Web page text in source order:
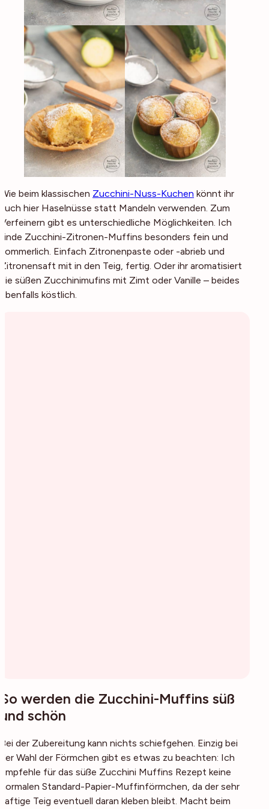
Wie beim klassischen Zucchini-Nuss-Kuchen könnt ihr
auch hier Haselnüsse statt Mandeln verwenden. Zum
Verfeinern gibt es unterschiedliche Möglichkeiten. Ich
finde Zucchini-Zitronen-Muffins besonders fein und
sommerlich. Einfach Zitronenpaste oder -abrieb und
Zitronensaft mit in den Teig, fertig. Oder ihr aromatisiert
die süßen Zucchinimufins mit Zimt oder Vanille – beides
ebenfalls köstlich.
So werden die Zucchini-Muffins süß
und schön
Bei der Zubereitung kann nichts schiefgehen. Einzig bei
der Wahl der Förmchen gibt es etwas zu beachten: Ich
empfehle für das süße Zucchini Muffins Rezept keine
normalen Standard-Papier-Muffinförmchen, da der sehr
saftige Teig eventuell daran kleben bleibt. Macht beim